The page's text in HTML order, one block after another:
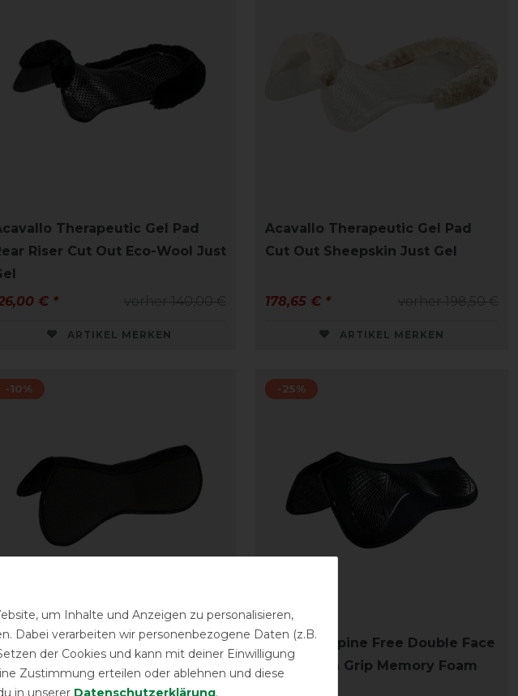
Therapeutic Gel Pad
Riser Cut Out Eco-Wool Just
€ *
ARTIKEL MERKEN
Acavallo Therapeutic Gel Pad
Cut Out Sheepskin Just Gel
178,65 € *
ARTIKEL MERKEN
-10%
Spine Free Memory
Foam Pad
-25%
Acavallo Spine Free Double Face
Gel Silicon Grip Memory Foam
um Inhalte und Anzeigen zu personalisieren,
Dabei verarbeiten wir personenbezogene Daten (z.B.
der Cookies und kann mit deiner Einwilligung
Zustimmung erteilen oder ablehnen und diese
in unserer Daten­schutz­erklärung.